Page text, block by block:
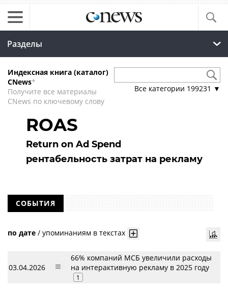
Разделы
Индексная книга (каталог)
CNews*
Получите все материалы
CNews по ключевому слову
Все категории 199231 ▼
ROAS
Return on Ad Spend
рентабельность затрат на рекламу
СОБЫТИЯ
по дате / упоминаниям в текстах
03.04.2026
66% компаний МСБ увеличили расходы
на интерактивную рекламу в 2025 году
1